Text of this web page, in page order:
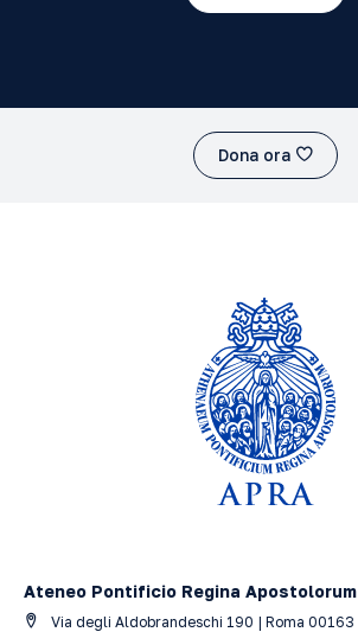
Dona ora
Ateneo Pontificio Regina Apostolorum
Via degli Aldobrandeschi 190 | Roma 00163